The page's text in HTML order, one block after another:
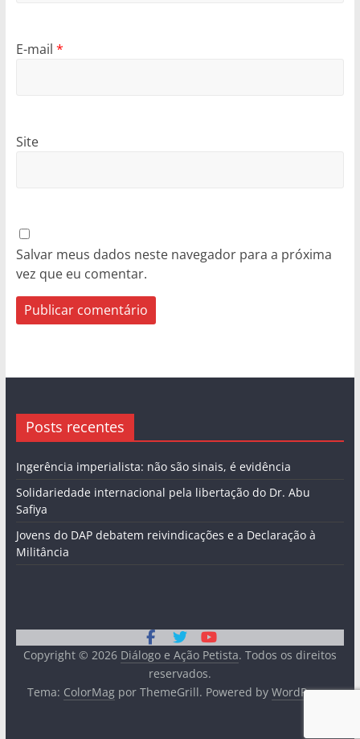
E-mail *
Site
Salvar meus dados neste navegador para a próxima
vez que eu comentar.
Posts recentes
Ingerência imperialista: não são sinais, é evidência
Solidariedade internacional pela libertação do Dr. Abu
Safiya
Jovens do DAP debatem reivindicações e a Declaração à
Militância
Copyright © 2026 Diálogo e Ação Petista. Todos os direitos
reservados.
Tema: ColorMagpor ThemeGrill. Powered by WordPress.